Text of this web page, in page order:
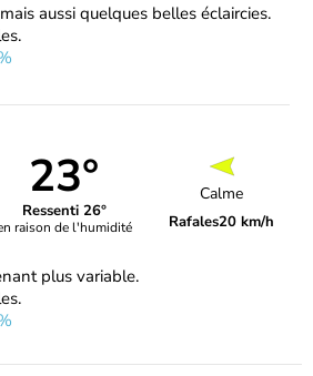
aussi quelques belles éclaircies.
23°
Ressenti 26°
raison de l'humidité
Calme
Rafales20 km/h
plus variable.